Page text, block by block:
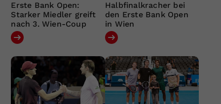
Erste Bank Open:
Starker Miedler greift
nach 3. Wien-Coup
Halbfinalkracher bei
den Erste Bank Open
in Wien